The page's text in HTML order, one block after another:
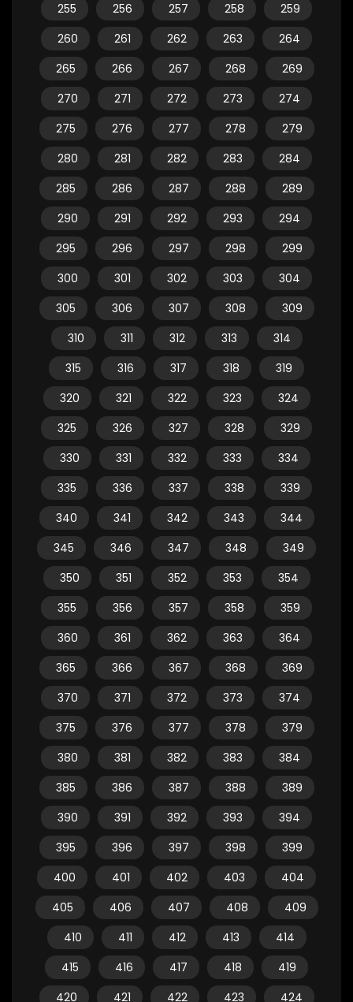
255
256 257 258
259
260
261 262 263
264
265
266 267 268
269
270
271 272 273
274
275
276 277 278
279
280
281 282 283
284
285
286 287 288
289
290
291 292 293
294
295
296 297 298
299
300
301 302 303
304
305
306 307 308
309
310
311 312 313
314
315
316 317 318
319
320
321 322 323
324
325
326 327 328
329
330
331 332 333
334
335
336 337 338
339
340
341 342 343
344
345
346 347 348
349
350
351 352 353
354
355
356 357 358
359
360
361 362 363
364
365
366 367 368
369
370
371 372 373
374
375
376 377 378
379
380
381 382 383
384
385
386 387 388
389
390
391 392 393
394
395
396 397 398
399
400
401 402 403
404
405
406 407 408
409
410
411 412 413
414
415
416 417 418
419
420
421 422 423 424